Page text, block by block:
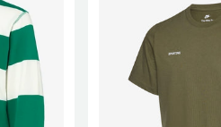
2XL